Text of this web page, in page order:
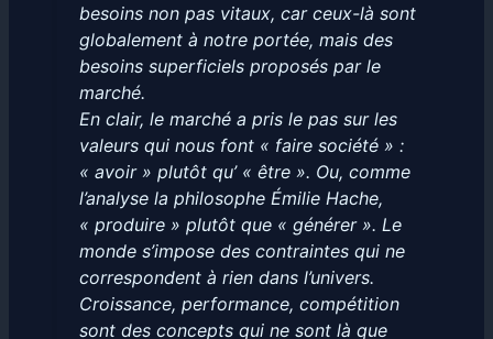
besoins non pas vitaux, car ceux-là sont
globalement à notre portée, mais des
besoins superficiels proposés par le
marché.
En clair, le marché a pris le pas sur les
valeurs qui nous font « faire société » :
« avoir » plutôt qu’ « être ». Ou, comme
l’analyse la philosophe Émilie Hache,
« produire » plutôt que « générer ». Le
monde s’impose des contraintes qui ne
correspondent à rien dans l’univers.
Croissance, performance, compétition
sont des concepts qui ne sont là que